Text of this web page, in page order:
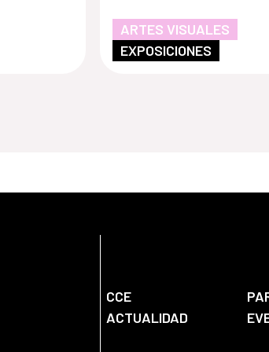
ARTES VISUALES
EXPOSICIONES
CCE
ACTUALIDAD